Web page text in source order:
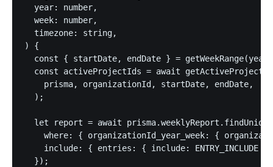
  year: number,
  week: number,
  timezone: string,
) {
const { startDate, endDate } =
const activeProjectIds = await
    prisma, organizationId, startDate, endDate,
  );
let report = await
where: { organizationId_year_week: {
include: { entries: { include: ENTRY_INCLUDE }
  });